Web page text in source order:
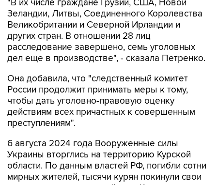
Великобритании и Северной Ирландии и
других стран. В отношении 28 лиц
расследование завершено, семь уголовных
дел еще в производстве", - сказала Петренко.
Она добавила, что "следственный комитет
чтобы дать уголовно-правовую оценку
действиям всех причастных к совершенным
преступлениям".
6 августа 2024 года Вооруженные силы
области. По данным властей РФ, погибли сотни
мирных жителей, тысячи курян покинули свои
дома в приграничных районах. Кто-то
оставался на оккупированной территории.